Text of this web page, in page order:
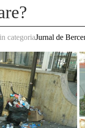
categoriaJurnal de